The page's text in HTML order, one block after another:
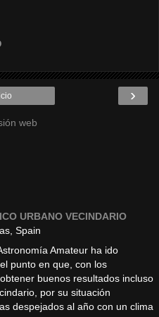
›
web
URBANO VECINDARIO
Spain
Amateur ha ido
punto en que, con los
buenos resultados incluso
por su situación
despejados al año con un clima